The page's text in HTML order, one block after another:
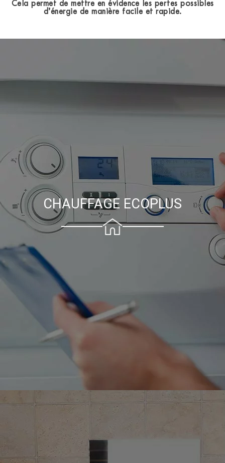
Cela permet de mettre en évidence les pertes possibles
d’énergie de manière facile et rapide.
CHAUFFAGE ECOPLUS